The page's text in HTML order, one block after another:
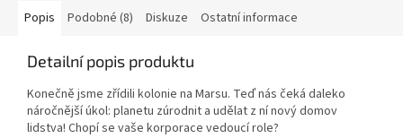
Popis Podobné (8) Diskuze Ostatní informace
Detailní popis produktu
Konečně jsme zřídili kolonie na Marsu. Teď nás čeká daleko
náročnější úkol: planetu zúrodnit a udělat z ní nový domov
lidstva! Chopí se vaše korporace vedoucí role?